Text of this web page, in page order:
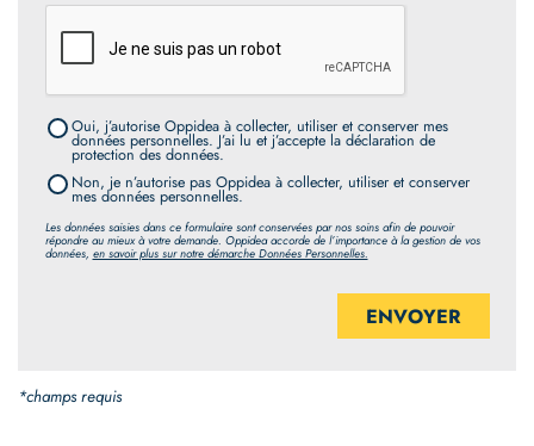
Oui, j’autorise Oppidea à collecter, utiliser et conserver mes
données personnelles. J’ai lu et j’accepte la déclaration de
protection des données.
Non, je n’autorise pas Oppidea à collecter, utiliser et conserver
mes données personnelles.
Les données saisies dans ce formulaire sont conservées par nos soins afin de pouvoir
répondre au mieux à votre demande. Oppidea accorde de l’importance à la gestion de vos
données, en savoir plus sur notre démarche Données Personnelles.
*champs requis